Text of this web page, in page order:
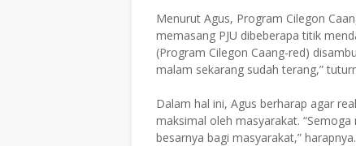
Menurut Agus, Program Cilegon
memasang PJU dibeberapa titik
(Program Cilegon Caang-red)
malam sekarang sudah terang,”
Dalam hal ini, Agus berharap agar
maksimal oleh masyarakat.
besarnya bagi masyarakat,”